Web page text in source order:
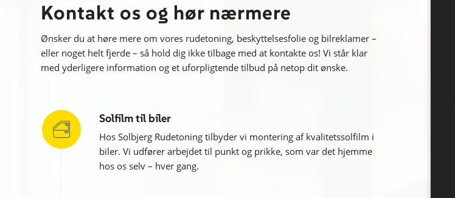
Kontakt os og hør nærmere
Ønsker du at høre mere om vores rudetoning, beskyttelsesfolie og bilreklamer –
eller noget helt fjerde – så hold dig ikke tilbage med at kontakte os! Vi står klar
med yderligere information og et uforpligtende tilbud på netop dit ønske.
Solfilm til biler
Hos Solbjerg Rudetoning tilbyder vi montering af kvalitetssolfilm i
biler. Vi udfører arbejdet til punkt og prikke, som var det hjemme
hos os selv – hver gang.